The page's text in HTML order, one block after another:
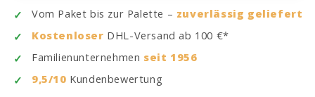
Vom Paket bis zur Palette – zuverlässig geliefert
Kostenloser DHL-Versand ab 100 €*
Familienunternehmen seit 1956
9,5/10 Kundenbewertung